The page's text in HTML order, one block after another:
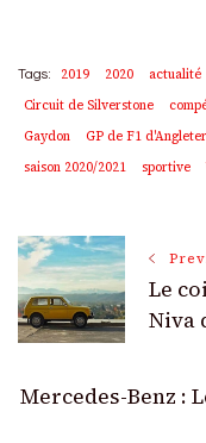
Tags: 2019 2020 actualité
Circuit de Silverstone
Gaydon
GP de F1
saison 2020/2021
sportive
Post
Le
Niva
Mercedes-Benz :